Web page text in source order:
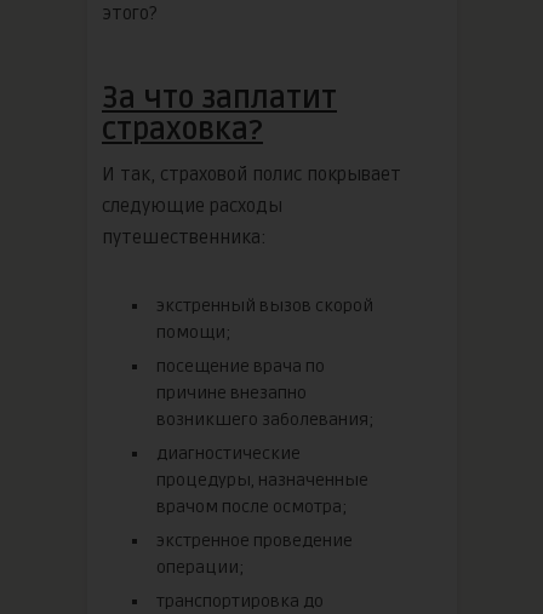
этого?
За что заплатит
страховка?
И так, страховой полис покрывает
следующие расходы
путешественника:
экстренный вызов скорой
помощи;
посещение врача по
причине внезапно
возникшего заболевания;
диагностические
процедуры, назначенные
врачом после осмотра;
экстренное проведение
операции;
транспортировка до